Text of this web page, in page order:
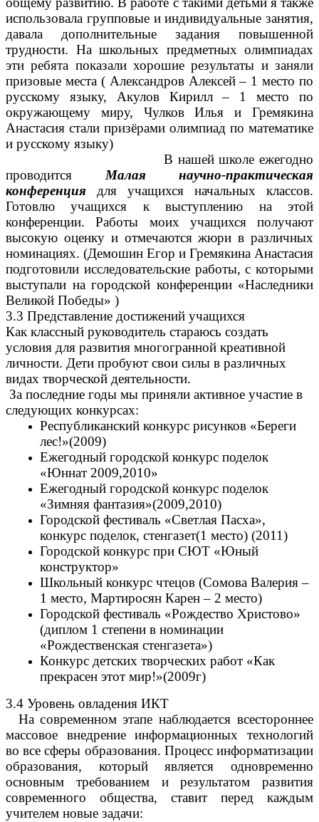
использовала групповые и индивидуальные занятия,
давала дополнительные задания повышенной
трудности. На школьных предметных олимпиадах
эти ребята показали хорошие результаты и заняли
призовые места ( Александров Алексей – 1 место по
русскому языку, Акулов Кирилл – 1 место по
окружающему миру, Чулков Илья и Гремякина
Анастасия стали призёрами олимпиад по математике
и русскому языку)
В нашей школе ежегодно
проводится Малая научно-практическая
конференция для учащихся начальных классов.
Готовлю учащихся к выступлению на этой
конференции. Работы моих учащихся получают
высокую оценку и отмечаются жюри в различных
номинациях. (Демошин Егор и Гремякина Анастасия
подготовили исследовательские работы, с которыми
выступали на городской конференции «Наследники
Великой Победы» )
3.3 Представление достижений учащихся
Как классный руководитель стараюсь создать
условия для развития многогранной креативной
личности. Дети пробуют свои силы в различных
видах творческой деятельности.
За последние годы мы приняли активное участие в
следующих конкурсах:
Республиканский конкурс рисунков «Береги
лес!»(2009)
Ежегодный городской конкурс поделок
«Юннат 2009,2010»
Ежегодный городской конкурс поделок
«Зимняя фантазия»(2009,2010)
Городской фестиваль «Светлая Пасха»,
конкурс поделок, стенгазет(1 место) (2011)
Городской конкурс при СЮТ «Юный
конструктор»
Школьный конкурс чтецов (Сомова Валерия –
1 место, Мартиросян Карен – 2 место)
Городской фестиваль «Рождество Христово»
(диплом 1 степени в номинации
«Рождественская стенгазета»)
Конкурс детских творческих работ «Как
прекрасен этот мир!»(2009г)
3.4 Уровень овладения ИКТ
На современном этапе наблюдается всестороннее
массовое внедрение информационных технологий
во все сферы образования. Процесс информатизации
образования, который является одновременно
основным требованием и результатом развития
современного общества, ставит перед каждым
учителем новые задачи: